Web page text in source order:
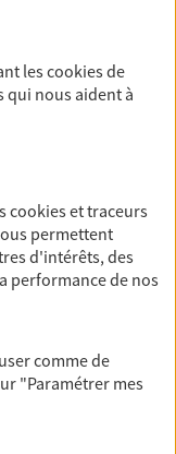
pour
mais aussi
la retraite…
des solutions
conseil d'expert
une
lescookiesde
qui nous aident à
cookies et traceurs
permettent
d'intérêts, des
performance de nos
comme de
"Paramétrer mes